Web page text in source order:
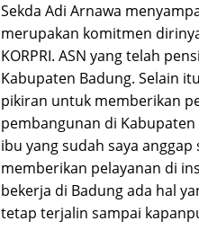
Sekda Adi Arnawa
merupakan komitmen
KORPRI. ASN yang telah
Kabupaten Badung. Selain
pikiran untuk memberikan
pembangunan di Kabupaten
ibu yang sudah saya
memberikan pelayanan di
bekerja di Badung ada hal
tetap terjalin sampai